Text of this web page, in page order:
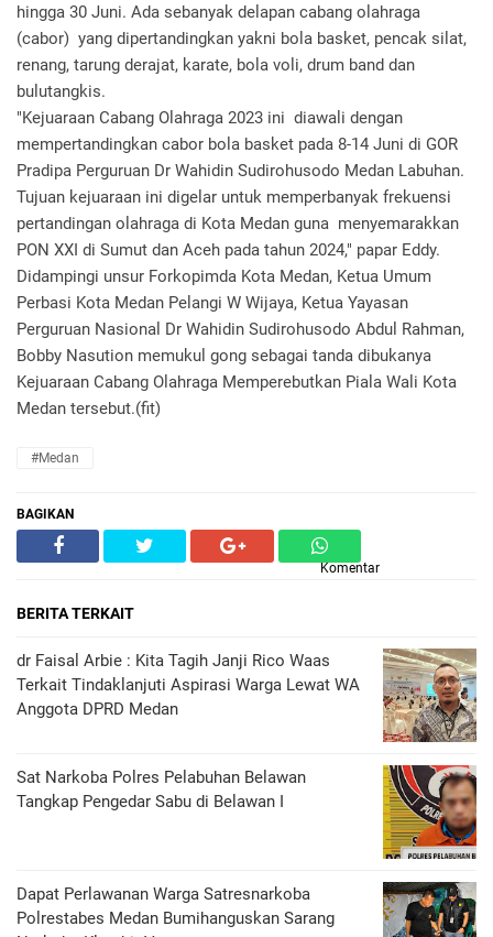
hingga 30 Juni. Ada sebanyak delapan cabang olahraga
(cabor) yang dipertandingkan yakni bola basket, pencak silat,
renang, tarung derajat, karate, bola voli, drum band dan
bulutangkis.
"Kejuaraan Cabang Olahraga 2023 ini diawali dengan
mempertandingkan cabor bola basket pada 8-14 Juni di GOR
Pradipa Perguruan Dr Wahidin Sudirohusodo Medan Labuhan.
Tujuan kejuaraan ini digelar untuk memperbanyak frekuensi
pertandingan olahraga di Kota Medan guna menyemarakkan
PON XXI di Sumut dan Aceh pada tahun 2024," papar Eddy.
Didampingi unsur Forkopimda Kota Medan, Ketua Umum
Perbasi Kota Medan Pelangi W Wijaya, Ketua Yayasan
Perguruan Nasional Dr Wahidin Sudirohusodo Abdul Rahman,
Bobby Nasution memukul gong sebagai tanda dibukanya
Kejuaraan Cabang Olahraga Memperebutkan Piala Wali Kota
Medan tersebut.(fit)
#Medan
BAGIKAN
Komentar
BERITA TERKAIT
dr Faisal Arbie : Kita Tagih Janji Rico Waas
Terkait Tindaklanjuti Aspirasi Warga Lewat WA
Anggota DPRD Medan
Sat Narkoba Polres Pelabuhan Belawan
Tangkap Pengedar Sabu di Belawan I
Dapat Perlawanan Warga Satresnarkoba
Polrestabes Medan Bumihanguskan Sarang